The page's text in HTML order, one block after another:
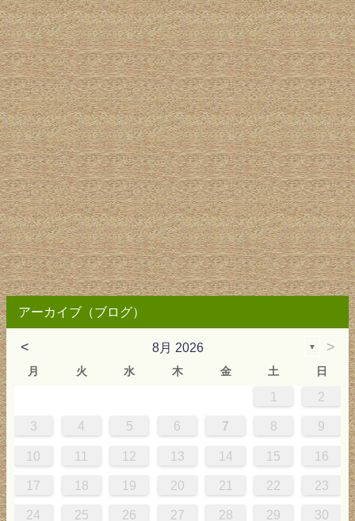
アーカイブ（ブログ）
< 8月 2026 ▼ >
月 火 水 木 金 土 日
1 2
3 4 5 6 7 8 9
10 11 12 13 14 15 16
17 18 19 20 21 22 23
24 25 26 27 28 29 30